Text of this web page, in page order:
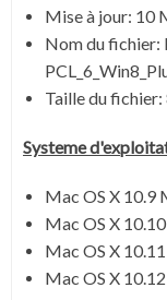
Mise à jour: 10
Nom du fichier:
Taille du fichier:
Systeme
Mac OS X 10.9
Mac OS X
Mac OS X
Mac OS X